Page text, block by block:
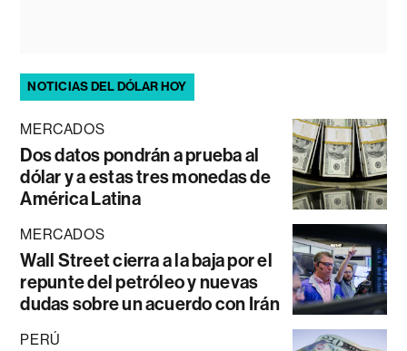
NOTICIAS DEL DÓLAR HOY
MERCADOS
Dos datos pondrán a prueba al
dólar y a estas tres monedas de
América Latina
MERCADOS
Wall Street cierra a la baja por el
repunte del petróleo y nuevas
dudas sobre un acuerdo con Irán
PERÚ